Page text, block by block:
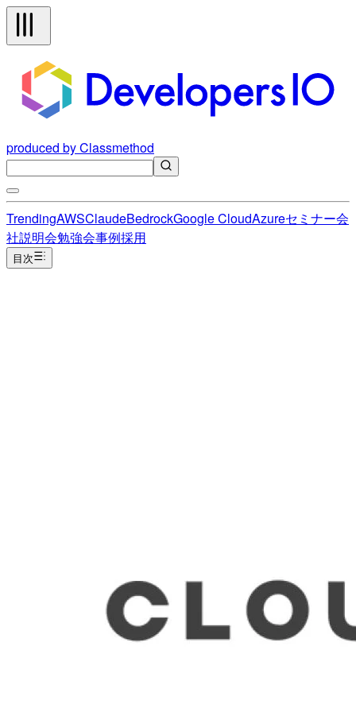
produced by Classmethod
TrendingAWSClaudeBedrockGoogle CloudAzureセミナー会
社説明会勉強会事例採用
目次